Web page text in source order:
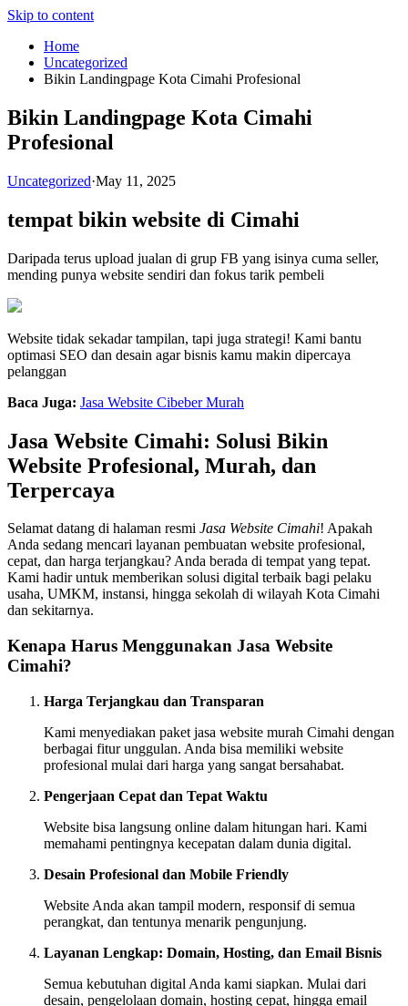
Skip to content
Home
Uncategorized
Bikin Landingpage Kota Cimahi Profesional
Bikin Landingpage Kota Cimahi
Profesional
Uncategorized·May 11, 2025
tempat bikin website di Cimahi
Daripada terus upload jualan di grup FB yang isinya cuma seller,
mending punya website sendiri dan fokus tarik pembeli
Website tidak sekadar tampilan, tapi juga strategi! Kami bantu
optimasi SEO dan desain agar bisnis kamu makin dipercaya
pelanggan
Baca Juga: Jasa Website Cibeber Murah
Jasa Website Cimahi: Solusi Bikin
Website Profesional, Murah, dan
Terpercaya
Selamat datang di halaman resmi Jasa Website Cimahi! Apakah
Anda sedang mencari layanan pembuatan website profesional,
cepat, dan harga terjangkau? Anda berada di tempat yang tepat.
Kami hadir untuk memberikan solusi digital terbaik bagi pelaku
usaha, UMKM, instansi, hingga sekolah di wilayah Kota Cimahi
dan sekitarnya.
Kenapa Harus Menggunakan Jasa Website
Cimahi?
Harga Terjangkau dan Transparan
Kami menyediakan paket jasa website murah Cimahi dengan
berbagai fitur unggulan. Anda bisa memiliki website
profesional mulai dari harga yang sangat bersahabat.
Pengerjaan Cepat dan Tepat Waktu
Website bisa langsung online dalam hitungan hari. Kami
memahami pentingnya kecepatan dalam dunia digital.
Desain Profesional dan Mobile Friendly
Website Anda akan tampil modern, responsif di semua
perangkat, dan tentunya menarik pengunjung.
Layanan Lengkap: Domain, Hosting, dan Email Bisnis
Semua kebutuhan digital Anda kami siapkan. Mulai dari
desain, pengelolaan domain, hosting cepat, hingga email